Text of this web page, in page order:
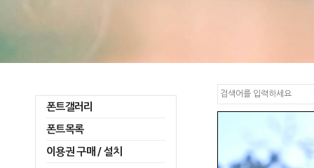
폰트갤러리
폰트목록
이용권 구매 / 설치